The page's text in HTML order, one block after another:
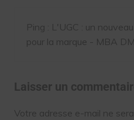
Ping : L'UGC : un
pour la marque - MBA
Laisser un
Votre adresse e-mail ne